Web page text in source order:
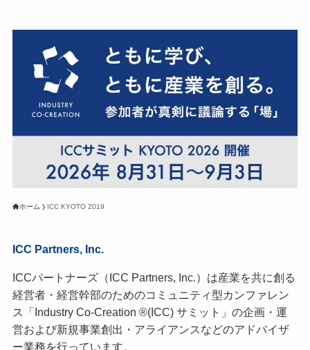
ホーム ICC KYOTO 2019
ICC Partners, Inc.
ICCパートナーズ（ICC Partners, Inc.）は産業を共に創る
経営者・経営幹部のためのコミュニティ型カンファレン
ス「Industry Co-Creation ®(ICC) サミット」の企画・運
営および新規事業創出・アライアンスなどのアドバイザ
ー業務を行っています。